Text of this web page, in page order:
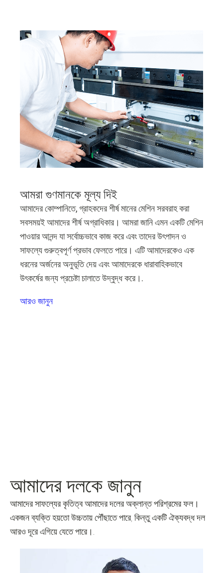
আমরা গুণমানকে মূল্য দিই
আমাদের কোম্পানিতে, গ্রাহকদের শীর্ষ মানের মেশিন সরবরাহ করা
সবসময়ই আমাদের শীর্ষ অগ্রাধিকার। আমরা জানি এমন একটি মেশিন
পাওয়ার আনন্দ যা সর্বোচ্চভাবে কাজ করে এবং তাদের উৎপাদন ও
সাফল্যে গুরুত্বপূর্ণ প্রভাব ফেলতে পারে। এটি আমাদেরকেও এক
ধরনের অর্জনের অনুভূতি দেয় এবং আমাদেরকে ধারাবাহিকভাবে
উৎকর্ষের জন্য প্রচেষ্টা চালাতে উদ্বুদ্ধ করে।.
আরও জানুন
আমাদের দলকে জানুন
আমাদের সাফল্যের কৃতিত্ব আমাদের দলের অক্লান্ত পরিশ্রমের ফল।
একজন ব্যক্তি হয়তো উচ্চতায় পৌঁছাতে পারে, কিন্তু একটি ঐক্যবদ্ধ দল
আরও দূরে এগিয়ে যেতে পারে।.